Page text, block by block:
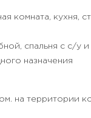
комната, кухня,
спальня с с/у
назначения
на территории